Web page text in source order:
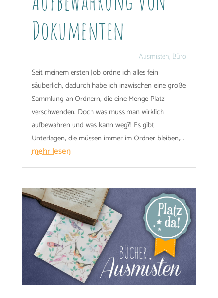
Dokumenten
Ausmisten, Büro
Seit meinem ersten Job ordne ich alles fein
säuberlich, dadurch habe ich inzwischen eine große
Sammlung an Ordnern, die eine Menge Platz
verschwenden. Doch was muss man wirklich
aufbewahren und was kann weg?! Es gibt
Unterlagen, die müssen immer im Ordner bleiben,...
mehr lesen